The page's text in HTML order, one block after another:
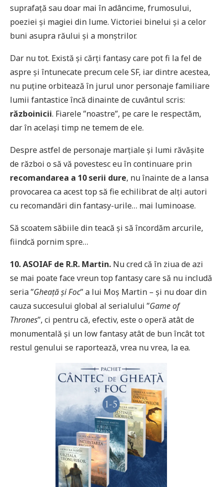
suprafață sau doar mai în adâncime, frumosului,
poeziei și magiei din lume. Victoriei binelui și a celor
buni asupra răului și a monștrilor.
Dar nu tot. Există și cărți fantasy care pot fi la fel de
aspre și întunecate precum cele SF, iar dintre acestea,
nu puține orbitează în jurul unor personaje familiare
lumii fantastice încă dinainte de cuvântul scris:
războinicii. Fiarele ”noastre”, pe care le respectăm,
dar în același timp ne temem de ele.
Despre astfel de personaje marțiale și lumi răvășite
de război o să vă povestesc eu în continuare prin
recomandarea a 10 serii dure, nu înainte de a lansa
provocarea ca acest top să fie echilibrat de alți autori
cu recomandări din fantasy-urile… mai luminoase.
Să scoatem săbiile din teacă și să încordăm arcurile,
fiindcă pornim spre…
10. ASOIAF de R.R. Martin. Nu cred că în ziua de azi
se mai poate face vreun top fantasy care să nu includă
seria ”Gheață și Foc” a lui Moș Martin – și nu doar din
cauza succesului global al serialului ”Game of
Thrones”, ci pentru că, efectiv, este o operă atât de
monumentală și un low fantasy atât de bun încât tot
restul genului se raportează, vrea nu vrea, la ea.